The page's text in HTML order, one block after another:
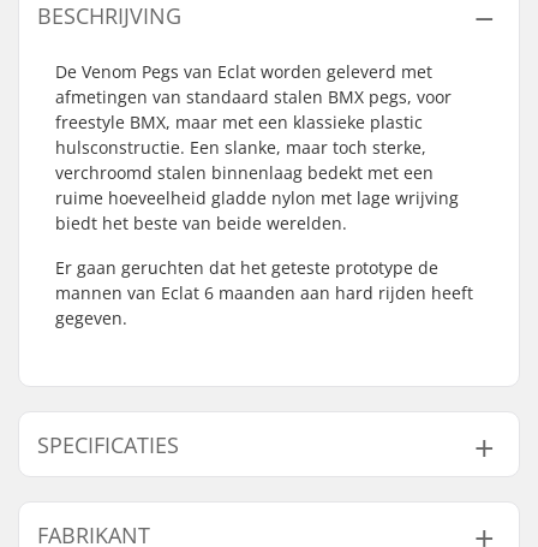
BESCHRIJVING
De Venom Pegs van Eclat worden geleverd met
afmetingen van standaard stalen BMX pegs, voor
freestyle BMX, maar met een klassieke plastic
hulsconstructie. Een slanke, maar toch sterke,
verchroomd stalen binnenlaag bedekt met een
ruime hoeveelheid gladde nylon met lage wrijving
biedt het beste van beide werelden.
Er gaan geruchten dat het geteste prototype de
mannen van Eclat 6 maanden aan hard rijden heeft
gegeven.
SPECIFICATIES
As diameter:
10mm, 14mm
Peg-lengte:
FABRIKANT